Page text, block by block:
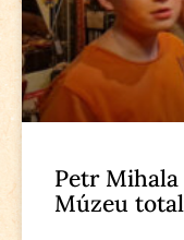
Petr
Múzeu